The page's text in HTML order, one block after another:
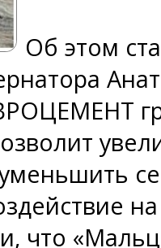
Об этом
что